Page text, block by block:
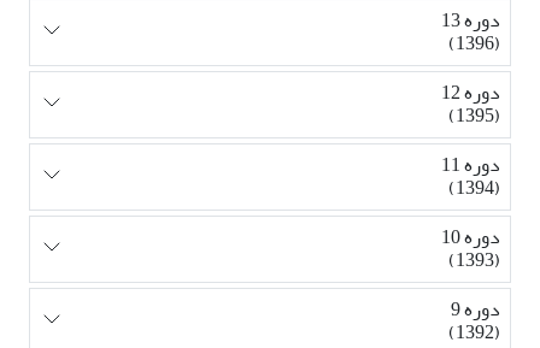
دوره 13
(1396)
دوره 12
(1395)
دوره 11
(1394)
دوره 10
(1393)
دوره 9
(1392)